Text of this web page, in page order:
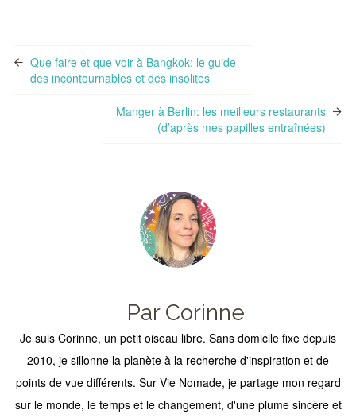
Que faire et que voir à Bangkok: le guide
des incontournables et des insolites
Manger à Berlin: les meilleurs restaurants
(d’après mes papilles entraînées)
Par Corinne
Je suis Corinne, un petit oiseau libre. Sans domicile fixe depuis
2010, je sillonne la planète à la recherche d'inspiration et de
points de vue différents. Sur Vie Nomade, je partage mon regard
sur le monde, le temps et le changement, d'une plume sincère et